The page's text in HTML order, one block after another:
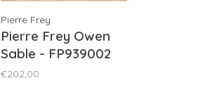
Pierre Frey
Pierre Frey Owen
Sable - FP939002
€202,00